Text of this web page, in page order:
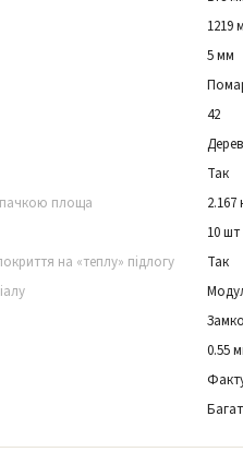
1219
5 мм
42
Так
площа
2.167
10 шт
на «теплу» підлогу
Так
0.55